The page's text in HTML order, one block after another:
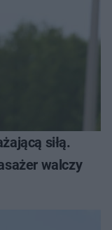
siłą.
walczy